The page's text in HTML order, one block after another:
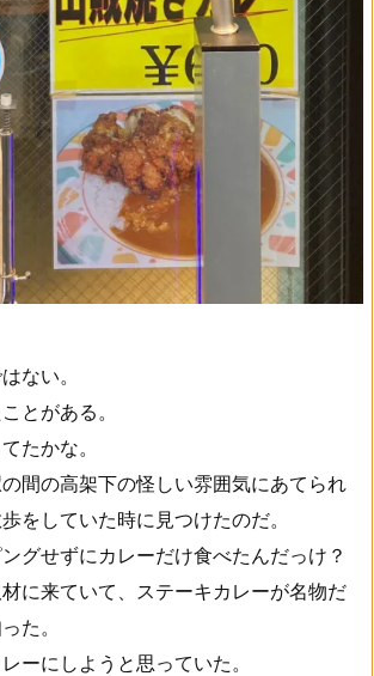
ない。
とがある。
たかな。
間の高架下の怪しい雰囲気にあてられ
をしていた時に見つけたのだ。
グせずにカレーだけ食べたんだっけ？
に来ていて、ステーキカレーが名物だ
た。
ーにしようと思っていた。